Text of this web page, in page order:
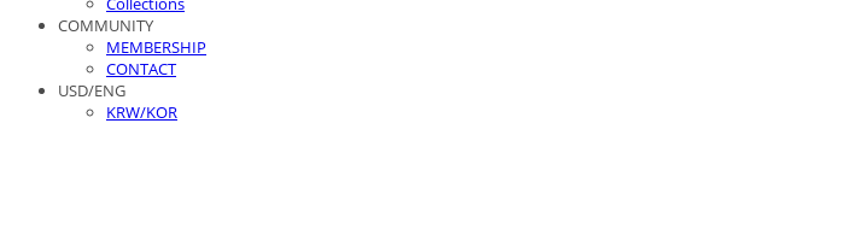
COMMUNITY
MEMBERSHIP
CONTACT
USD/ENG
KRW/KOR